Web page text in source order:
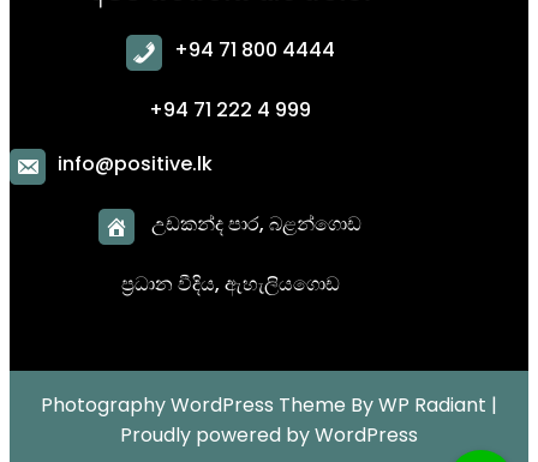
+94 71 800 4444
+94 71 222 4 999
info@positive.lk
උඩකන්ද පාර, බළන්ගොඩ
ප්‍රධාන වීදිය, ඇහැලියගොඩ
Photography WordPress Theme ByWP Radiant |
Proudly powered byWordPress